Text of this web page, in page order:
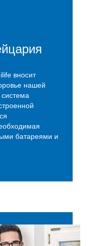
вносит
нашей
батареями и